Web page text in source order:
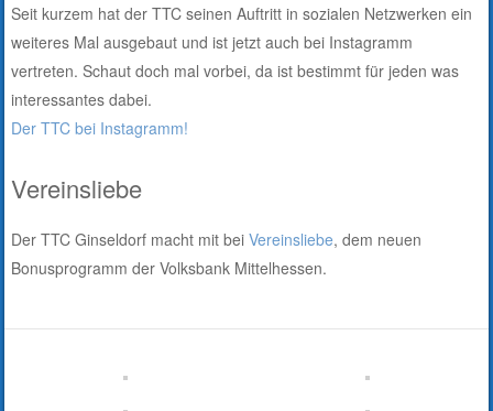
Seit kurzem hat der TTC seinen Auftritt in sozialen Netzwerken ein
weiteres Mal ausgebaut und ist jetzt auch bei Instagramm
vertreten. Schaut doch mal vorbei, da ist bestimmt für jeden was
interessantes dabei.
Der TTC bei Instagramm!
Vereinsliebe
Der TTC Ginseldorf macht mit beiVereinsliebe, dem neuen
Bonusprogramm der Volksbank Mittelhessen.